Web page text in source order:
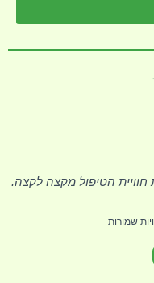
הטיפול מקצה לקצה.